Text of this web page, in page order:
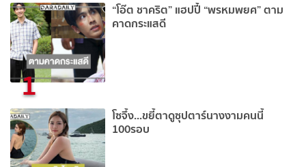
1
“โอ๊ต ชาคริต” แฮปปี้ “พรหมพยศ” ตาม
คาดกระแสดี
โซจึ้ง...ขยี้ตาดูซุปตาร์นางงามคนนี้
100รอบ